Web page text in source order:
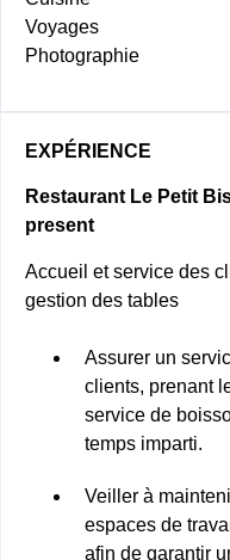
Voyages
Photographie
EXPÉRIENCE
Restaurant Le Petit
present
Accueil et service des
gestion des tables
Assurer un
clients, prenant
service de
temps imparti.
Veiller à
espaces de
afin de garantir